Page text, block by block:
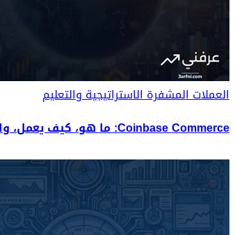
العملات المشفرةالاستراتيجية والتعليم
Coinbase Commerce: ما هو، كيف يعمل، والفوائد